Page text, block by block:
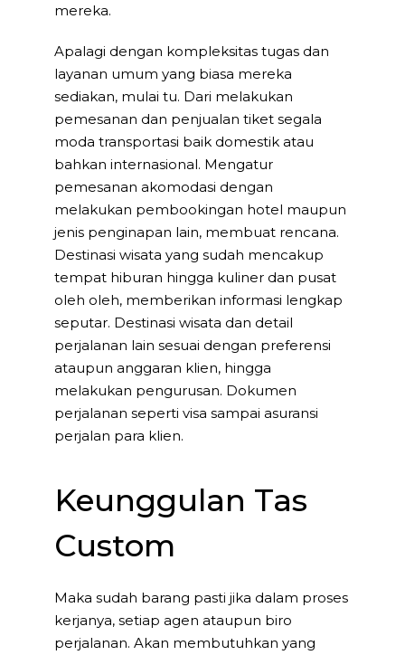
mereka.
Apalagi dengan kompleksitas tugas dan
layanan umum yang biasa mereka
sediakan, mulai tu. Dari melakukan
pemesanan dan penjualan tiket segala
moda transportasi baik domestik atau
bahkan internasional. Mengatur
pemesanan akomodasi dengan
melakukan pembookingan hotel maupun
jenis penginapan lain, membuat rencana.
Destinasi wisata yang sudah mencakup
tempat hiburan hingga kuliner dan pusat
oleh oleh, memberikan informasi lengkap
seputar. Destinasi wisata dan detail
perjalanan lain sesuai dengan preferensi
ataupun anggaran klien, hingga
melakukan pengurusan. Dokumen
perjalanan seperti visa sampai asuransi
perjalan para klien.
Keunggulan Tas
Custom
Maka sudah barang pasti jika dalam proses
kerjanya, setiap agen ataupun biro
perjalanan. Akan membutuhkan yang